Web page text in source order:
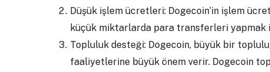
Düşük işlem ücretleri: Dogecoin’in işlem
küçük miktarlarda para transferleri yapmak
Topluluk desteği: Dogecoin, büyük bir
faaliyetlerine büyük önem verir. Dogecoin